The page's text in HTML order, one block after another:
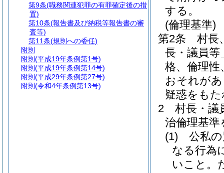
する。
(倫理基準)
第2条
村長
長・議員
格、倫理
おそれが
疑惑をも
2
村長・議
治倫理基
(1)
公私
なる行為
いこと。
第9条(職務関連犯罪の有罪確定後の措
置)
第10条(報告書及び納税等報告書の審
査等)
第11条(規則への委任)
附則
附則 (平成19年条例第1号)
附則 (平成19年条例第14号)
附則 (平成29年条例第27号)
附則 (令和4年条例第13号)